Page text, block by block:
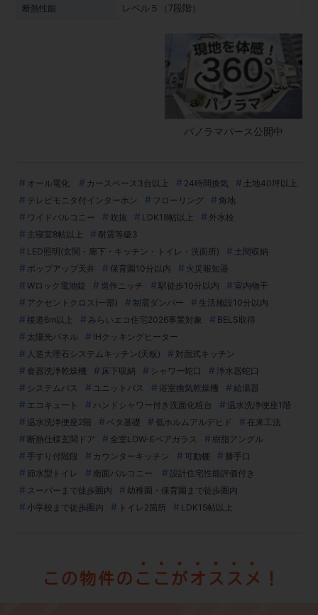
断熱性能 レベル５（7段階）
オール電化 カースペース3台以上 24時間換気
土地40坪以上
テレビモニタ付インターホン
フローリング
角地
ワイドバルコニー
吹抜 LDK18帖以上
外水栓
主寝室8帖以上
耐震等級3
LED照明(玄関・廊下・キッチン・トイレ・洗面所)
土間収納
ポップアップ天井
保育園10分以内
火災報知器
Wロック電池錠
造作ニッチ 駅徒歩10分以内
室内物干
アクセントクロス(一部)
制震ダンパー
生活施設10分以内
接道6m以上
みらいエコ住宅2026事業対象
BELS取得
太陽光パネル
IHクッキングヒーター
人造大理石システムキッチン(天板)
対面式キッチン
食器洗浄乾燥機
床下収納 シャワー蛇口
浄水器蛇口
システムバス
ユニットバス 浴室換気乾燥機
給湯器
エコキュート
ハンドシャワー付き洗面化粧台
温水洗浄便座1階
温水洗浄便座2階
ベタ基礎 低ホルムアルデヒド
在来工法
断熱仕様玄関ドア
全室LOW-Eペアガラス
樹脂アングル
手すり付階段
カウンターキッチン 可動棚
勝手口
節水型トイレ
南面バルコニー
設計住宅性能評価付き
スーパーまで徒歩圏内
幼稚園・保育園まで徒歩圏内
小学校まで徒歩圏内
トイレ2箇所 LDK15帖以上
パノラマパース公開中